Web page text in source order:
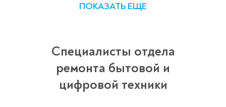
ПОКАЗАТЬ ЕЩЕ
Специалисты отдела
ремонта бытовой и
цифровой техники